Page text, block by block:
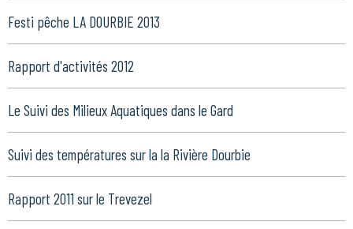
Festi pêche LA DOURBIE 2013
Rapport d'activités 2012
Le Suivi des Milieux Aquatiques dans le Gard
Suivi des températures sur la la Rivière Dourbie
Rapport 2011 sur le Trevezel